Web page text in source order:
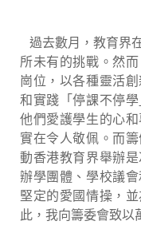
過去數月，教育界
所未有的挑戰。然
崗位，以各種靈活
和實踐「停課不停
他們愛護學生的心
實在令人敬佩。而
動香港教育界舉辦
辦學團體、學校議
堅定的愛國情操，
此，我向籌委會致以